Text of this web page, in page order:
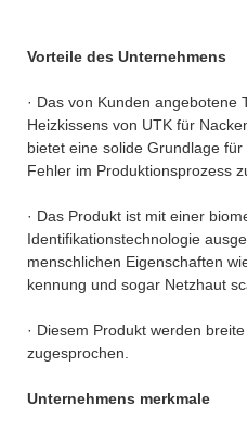
Vorteile des Unternehmens
· Das von Kunden angebotene
Heizkissens von UTK für
bietet eine solide Grundlage
Fehler im Produktionsprozess
· Das Produkt ist mit einer
Identifikationstechnologie
menschlichen Eigenschaften
kennung und sogar Netzhaut
· Diesem Produkt werden
zugesprochen.
Unternehmens merkmale